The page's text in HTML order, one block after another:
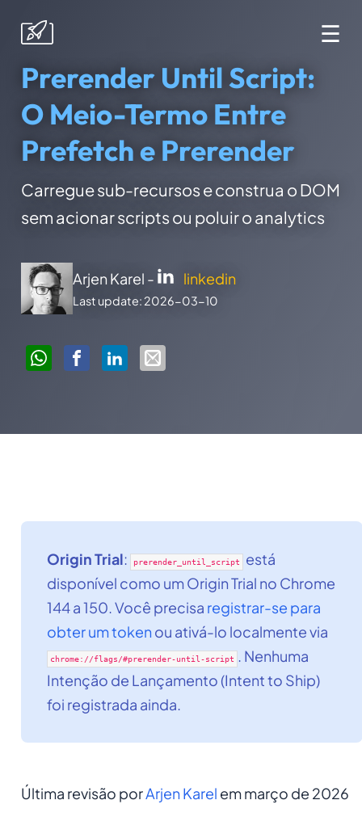
☰
Prerender Until Script:
O Meio-Termo Entre
Prefetch e Prerender
Carregue sub-recursos e construa o DOM
sem acionar scripts ou poluir o analytics
Arjen Karel - linkedin
Last update: 2026-03-10
Origin Trial: prerender_until_script está
disponível como um Origin Trial no Chrome
144 a 150. Você precisa registrar-se para
obter um tokenou ativá-lo localmente via
chrome://flags/#prerender-until-script . Nenhuma
Intenção de Lançamento (Intent to Ship)
foi registrada ainda.
Última revisão porArjen Karel em março de 2026